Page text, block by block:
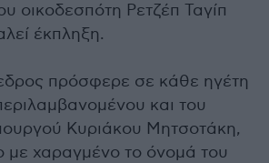
οικοδεσπότη Ρετζέπ Ταγίπ
έκπληξη.
πρόσφερε σε κάθε ηγέτη
και του
Κυριάκου Μητσοτάκη,
με χαραγμένο το όνομά του